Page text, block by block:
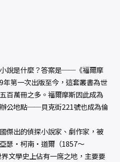
說是什麼？答案是──《福爾摩
第一次出版至今，這套叢書為世
百萬冊之多。福爾摩斯因此成為
公地點──貝克街221號也成為倫
傑出的偵探小說家、劇作家，被
瑟‧柯南‧道爾（1857～
文學史上佔有一席之地，主要要